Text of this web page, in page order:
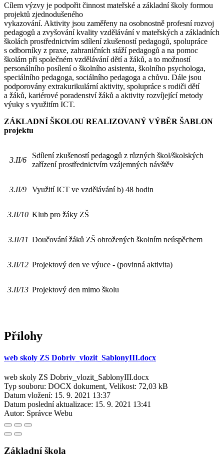
Cílem výzvy je podpořit činnost mateřské a základní školy formou
projektů zjednodušeného
vykazování. Aktivity jsou zaměřeny na osobnostně profesní rozvoj
pedagogů a zvyšování kvality vzdělávání v mateřských a základních
školách prostřednictvím sdílení zkušeností pedagogů, spolupráce
s odborníky z praxe, zahraničních stáží pedagogů a na pomoc
školám při společném vzdělávání dětí a žáků, a to možností
personálního posílení o školního asistenta, školního psychologa,
speciálního pedagoga, sociálního pedagoga a chůvu. Dále jsou
podporovány extrakurikulární aktivity, spolupráce s rodiči dětí
a žáků, kariérové poradenství žáků a aktivity rozvíjející metody
výuky s využitím ICT.
ZÁKLADNÍ ŠKOLOU REALIZOVANÝ VÝBĚR ŠABLON
projektu
3.II/6
Sdílení zkušeností pedagogů z různých škol/školských
zařízení prostřednictvím vzájemných návštěv
3.II/9 Využití ICT ve vzdělávání b) 48 hodin
3.II/10 Klub pro žáky ZŠ
3.II/11 Doučování žáků ZŠ ohrožených školním neúspěchem
3.II/12 Projektový den ve výuce - (povinná aktivita)
3.II/13 Projektový den mimo školu
Přílohy
web skoly ZS Dobriv_vlozit_SablonyIII.docx
web skoly ZS Dobriv_vlozit_SablonyIII.docx
Typ souboru: DOCX dokument, Velikost: 72,03 kB
Datum vložení: 15. 9. 2021 13:37
Datum poslední aktualizace: 15. 9. 2021 13:41
Autor: Správce Webu
Základní škola